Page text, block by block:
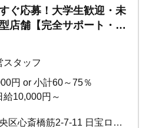
ぐ応募！大学生歓迎・未
店舗【完全サポート・保
スタッフ
円 or 小計60～75％
給10,000円～
大阪府大阪市中央区心斎橋筋2-7-11 日宝ロイヤルビルB1